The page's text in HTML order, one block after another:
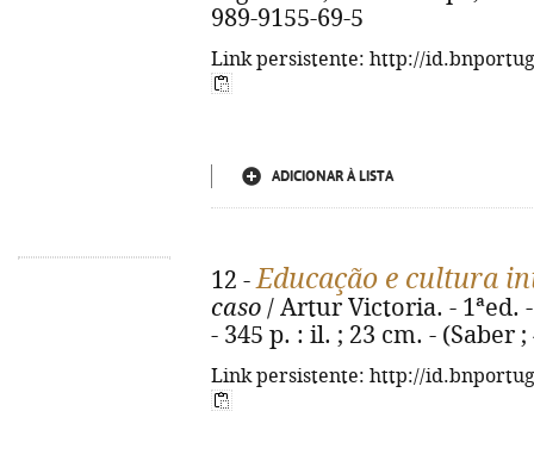
989-9155-69-5
Link persistente: http://
ADICIONAR À LISTA
12 -Educação e cultura
caso / Artur Victoria. - 1ªed.
- 345 p. : il. ; 23 cm. - (Saber
Link persistente: http://